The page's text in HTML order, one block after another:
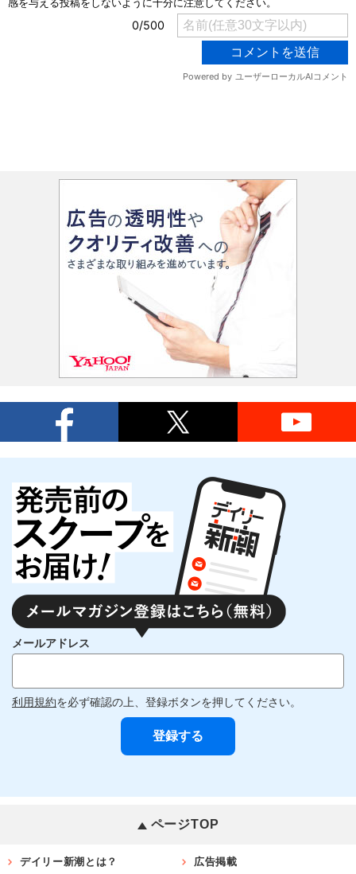
メールアドレス
利用規約を必ず確認の上、登録ボタンを押してください。
ページTOP
デイリー新潮とは？ 広告掲載